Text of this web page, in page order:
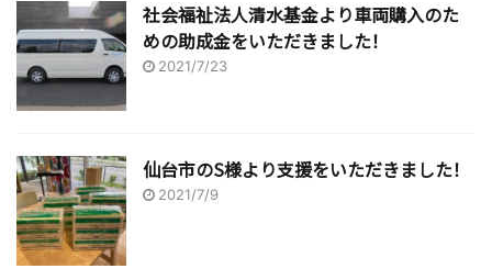
社会福祉法人清水基金より車両購入のた
めの助成金をいただきました！
2021/7/23
仙台市のS様より支援をいただきました！
2021/7/9